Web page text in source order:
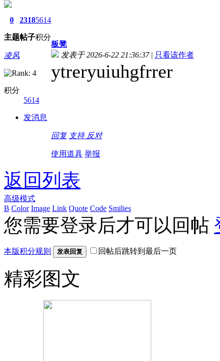
0
主题
2318
帖子
5614
积分
凌风
积分
5614
发消息
板凳
发表于 2026-6-22 21:36:37 | 只看该作者
ytreryuiuhgfrrer
回复 支持 反对
使用道具 举报
返回列表
高级模式
B Color Image Link Quote Code Smilies
您需要登录后才可以回帖
本版积分规则 发表回复 回帖后跳转到最后一页
精彩图文